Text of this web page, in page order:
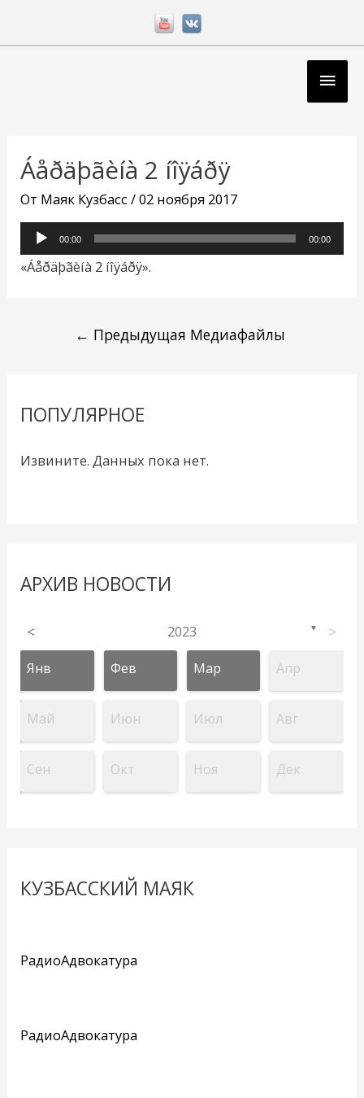
Áåðäþãèíà 2 íîÿáðÿ
От Маяк Кузбасс/02 ноября 2017
Аудиоплеер
00:00 00:00
«Áåðäþãèíà 2 íîÿáðÿ».
записям
← Предыдущая Медиафайлы
ПОПУЛЯРНОЕ
Извините. Данных пока нет.
АРХИВ НОВОСТИ
< 2023 ▼ >
Янв Фев Мар Апр
Май Июн Июл Авг
Сен Окт Ноя Дек
КУЗБАССКИЙ МАЯК
РадиоАдвокатура
РадиоАдвокатура